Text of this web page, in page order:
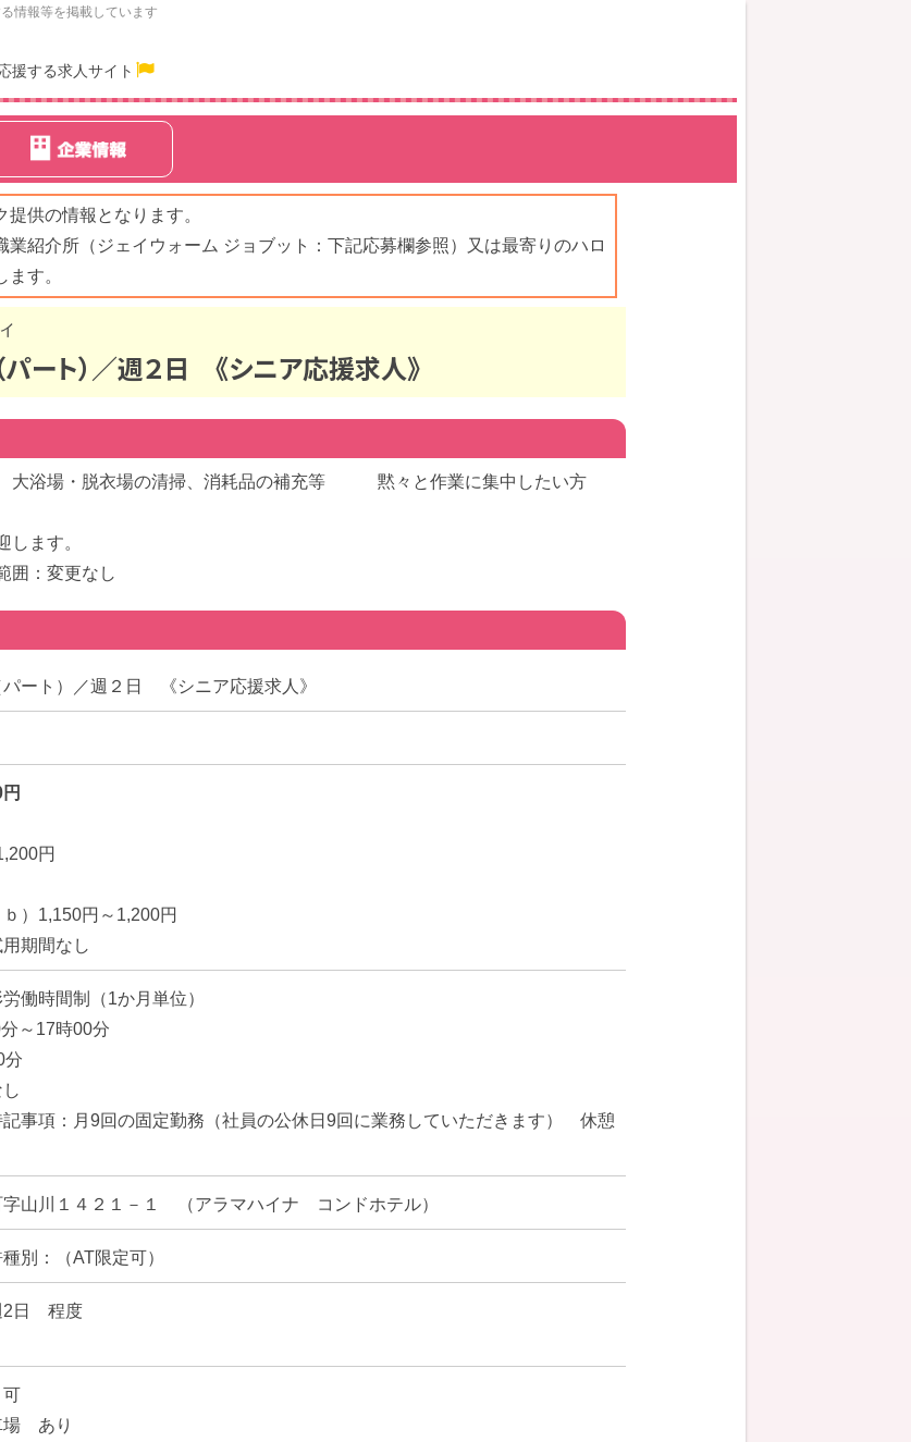
情報等を掲載しています
援する求人サイト
供の情報となります。
業紹介所（ジェイウォーム ジョブット：下記応募欄参照）又は最寄りのハロ
す。
ート）／週２日 《シニア応援求人》
浴場・脱衣場の清掃、消耗品の補充等 黙々と作業に集中したい方
します。
囲：変更なし
ート）／週２日 《シニア応援求人》
円
）1,150円～1,200円
期間なし
働時間制（1か月単位）
～17時00分
分
事項：月9回の固定勤務（社員の公休日9回に業務していただきます） 休憩
字山川１４２１－１ （アラマハイナ コンドホテル）
別：（AT限定可）
2日 程度
可
場 あり